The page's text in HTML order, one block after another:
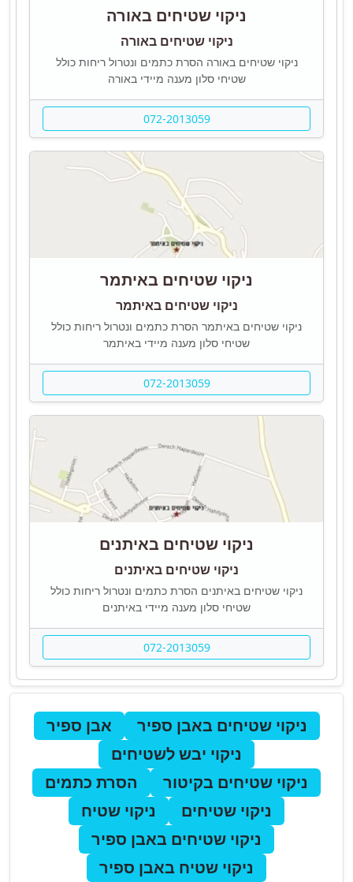
ניקוי שטיחים באורה
ניקוי שטיחים באורה
ניקוי שטיחים באורה הסרת כתמים ונטרול ריחות כולל
שטיחי סלון מענה מיידי באורה
072-2013059
ניקוי שטיחים באיתמר
ניקוי שטיחים באיתמר
ניקוי שטיחים באיתמר הסרת כתמים ונטרול ריחות כולל
שטיחי סלון מענה מיידי באיתמר
072-2013059
ניקוי שטיחים באיתנים
ניקוי שטיחים באיתנים
ניקוי שטיחים באיתנים הסרת כתמים ונטרול ריחות כולל
שטיחי סלון מענה מיידי באיתנים
072-2013059
ניקוי שטיחים באבן ספיר
אבן ספיר
ניקוי יבש לשטיחים
ניקוי שטיחים בקיטור
הסרת כתמים
ניקוי שטיחים
ניקוי שטיח
ניקוי שטיחים באבן ספיר
ניקוי שטיח באבן ספיר